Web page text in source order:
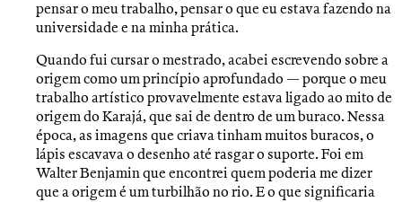
pensar o meu trabalho, pensar o que eu estava fazendo na
universidade e na minha prática.
Quando fui cursar o mestrado, acabei escrevendo sobre a
origem como um princípio aprofundado — porque o meu
trabalho artístico provavelmente estava ligado ao mito de
origem do Karajá, que sai de dentro de um buraco. Nessa
época, as imagens que criava tinham muitos buracos, o
lápis escavava o desenho até rasgar o suporte. Foi em
Walter Benjamin que encontrei quem poderia me dizer
que a origem é um turbilhão no rio. E o que significaria